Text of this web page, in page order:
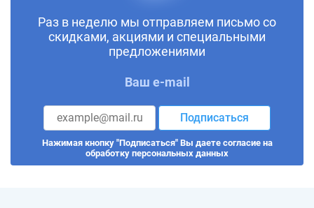
Раз в неделю мы отправляем письмо со
скидками, акциями и специальными
предложениями
Ваш e-mail
Подписаться
Нажимая кнопку "Подписаться" Вы даете согласие на
обработку персональных данных